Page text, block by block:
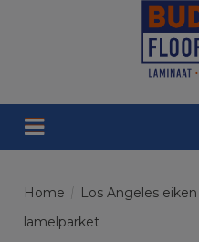
Home
Los Angeles
lamelparket